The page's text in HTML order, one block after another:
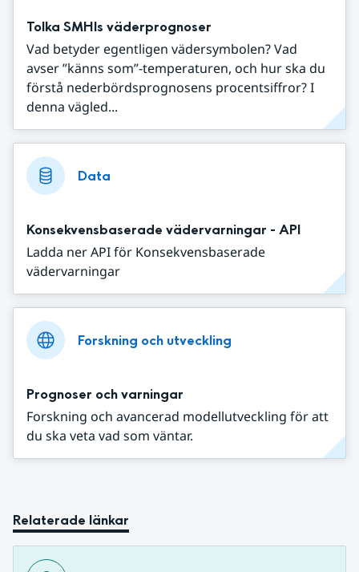
Tolka SMHIs väderprognoser
Vad betyder egentligen vädersymbolen? Vad
avser ”känns som”-temperaturen, och hur ska du
förstå nederbördsprognosens procentsiffror? I
denna vägled...
Data
Konsekvensbaserade vädervarningar - API
Ladda ner API för Konsekvensbaserade
vädervarningar
Forskning och utveckling
Prognoser och varningar
Forskning och avancerad modellutveckling för att
du ska veta vad som väntar.
Relaterade länkar